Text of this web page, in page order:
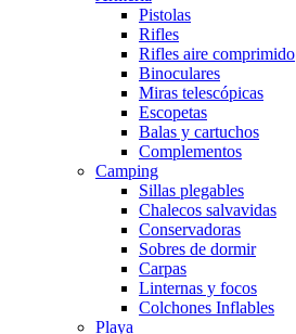
Pistolas
Rifles
Rifles aire comprimido
Binoculares
Miras telescópicas
Escopetas
Balas y cartuchos
Complementos
Camping
Sillas plegables
Chalecos salvavidas
Conservadoras
Sobres de dormir
Carpas
Linternas y focos
Colchones Inflables
Playa